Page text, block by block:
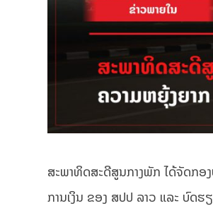
ສະພາທິດສະດີສູນກາງພັກ ໄດ້ຈັດກອ
ການເງິນ ຂອງ ສປປ ລາວ ແລະ ບົດ